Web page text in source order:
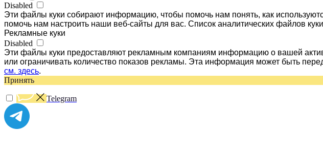
Disabled
Эти файлы куки собирают информацию, чтобы помочь нам понять, как
помочь нам настроить наши веб-сайты для вас. Список аналитических файлов
Рекламные куки
Disabled
Эти файлы куки предоставляют рекламным компаниям информацию о вашей
или ограничивать количество показов рекламы. Эта информация может быть
см. здесь.
Принять
Telegram